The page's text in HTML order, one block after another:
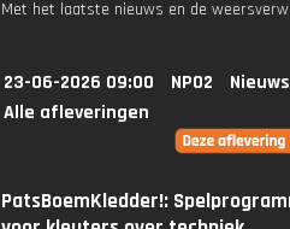
Met het laatste nieuws en de
23-06-2026 09:00 NPO2
Alle afleveringen
PatsBoemKledder!: